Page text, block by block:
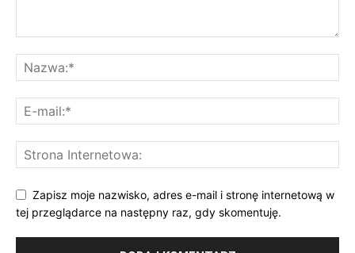
Zapisz moje nazwisko, adres e-mail i stronę internetową w
tej przeglądarce na następny raz, gdy skomentuję.